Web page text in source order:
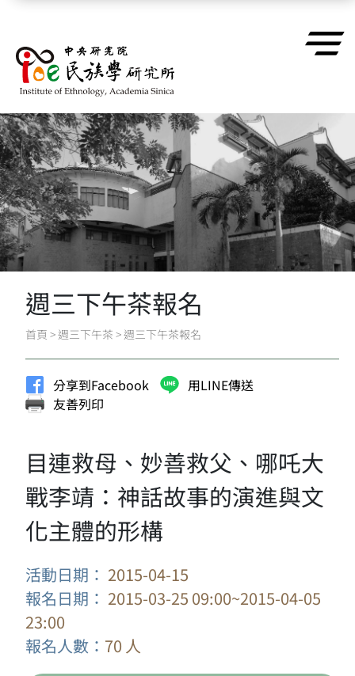
週三下午茶報名
首頁 >週三下午茶 >週三下午茶報名
分享到Facebook
用LINE傳送
友善列印
目連救母、妙善救父、哪吒大
戰李靖：神話故事的演進與文
化主體的形構
活動日期： 2015-04-15
報名日期： 2015-03-25 09:00~2015-04-05
23:00
報名人數： 70 人